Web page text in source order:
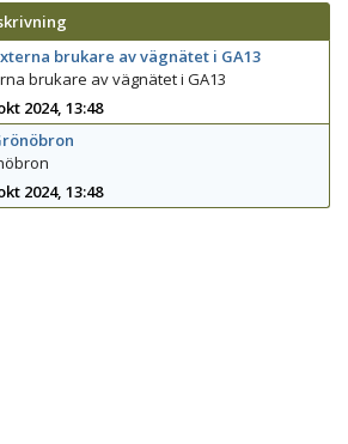
brukare av vägnätet i GA13
brukare av vägnätet i GA13
2024, 13:48
2024, 13:48